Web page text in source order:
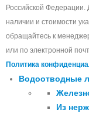
Российской
наличии и стоимости
обращайтесь к
или по электронной
Политика
Водоотводные
Из